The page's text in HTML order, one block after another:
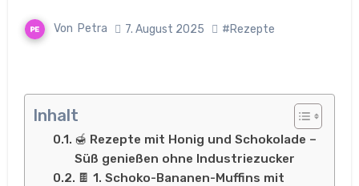
Von Petra 7. August 2025 #Rezepte
Inhalt
🍯 Rezepte mit Honig und Schokolade –
Süß genießen ohne Industriezucker
🍫 1. Schoko-Bananen-Muffins mit